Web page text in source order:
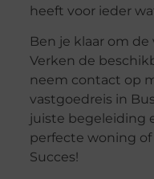
heeft voor ieder
Ben je klaar om
Verken de
neem contact op
vastgoedreis in
juiste begeleiding
perfecte woning
Succes!